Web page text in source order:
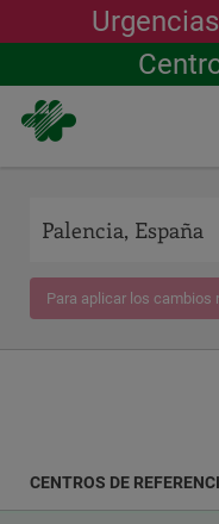
contenido
principal
Para aplicar los cambios
CENTROS DE